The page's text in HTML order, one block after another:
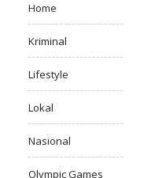
Home
Kriminal
Lifestyle
Lokal
Nasional
Olympic Games